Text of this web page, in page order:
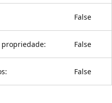
False
False
False